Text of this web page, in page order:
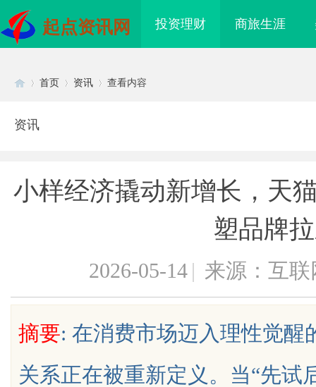
起点资讯网 投资理财 商旅生涯
首页 资讯 查看内容
资讯
小样经济撬动新增长，天
塑品牌
2026-05-14 | 来源：互联
摘要: 在消费市场迈入理性觉醒
关系正在被重新定义。当“先试
公司董事长陈世超 代材料革命